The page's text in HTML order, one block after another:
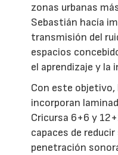
zonas urbanas
Sebastián hacía
transmisión del
espacios
el aprendizaje y la
Con este objetivo,
incorporan
Cricursa 6+6 y
capaces de
penetración